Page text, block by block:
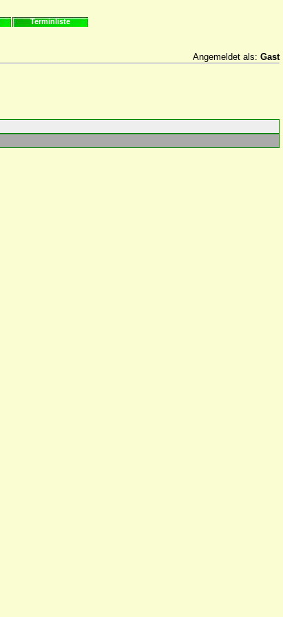
Terminliste
Angemeldet als: Gast